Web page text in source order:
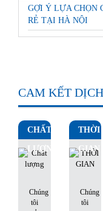
GỢI Ý LỰA CHỌN
RẺ TẠI HÀ NỘI
CAM KẾT
CHẤT
LƯỢNG
Chúng
tôi
THỜI
GIAN
Chúng
tôi